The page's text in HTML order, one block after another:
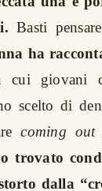
Basti
ha
giovani
scelto di
coming out
trovato
dalla